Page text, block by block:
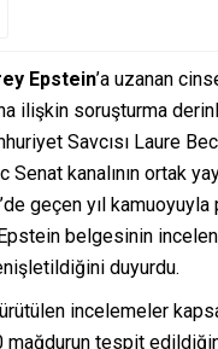
Epstein’a uzanan
ilişkin soruşturma
Savcısı Laure
kanalının ortak
’de geçen yıl kamuoyuyla
belgesinin
duyurdu.
incelemeler
mağdurun tespit